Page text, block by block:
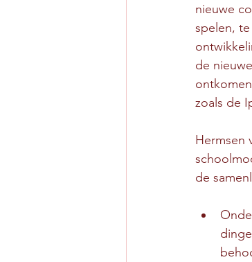
nieuwe
spelen,
de
zoals de
Hermsen
de